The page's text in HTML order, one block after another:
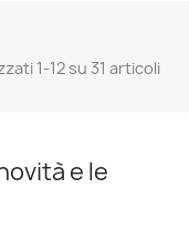
1-12 su 31 articoli
e le